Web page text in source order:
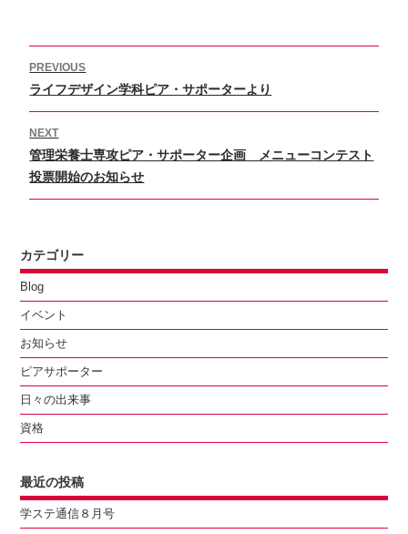
稿
ナ
ビ
ゲ
シ
ョ
ン
PREVIOUS
Previous
post:
ライフデザイン学科ピア・サポーターより
NEXT
Next
post:
管理栄養士専攻ピア・サポーター企画 メニューコンテスト
投票開始のお知らせ
カテゴリー
Blog
イベント
お知らせ
ピアサポーター
日々の出来事
資格
最近の投稿
学ステ通信８月号